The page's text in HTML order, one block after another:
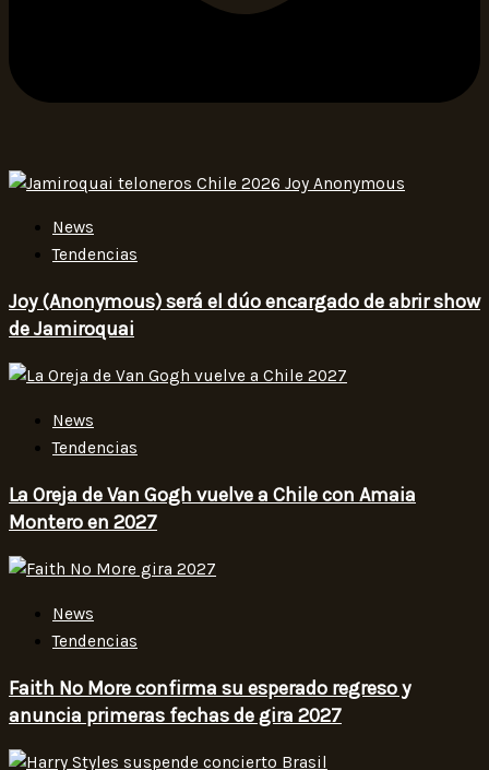
News
Tendencias
Joy (Anonymous) será el dúo encargado de abrir show
de Jamiroquai
News
Tendencias
La Oreja de Van Gogh vuelve a Chile con Amaia
Montero en 2027
News
Tendencias
Faith No More confirma su esperado regreso y
anuncia primeras fechas de gira 2027